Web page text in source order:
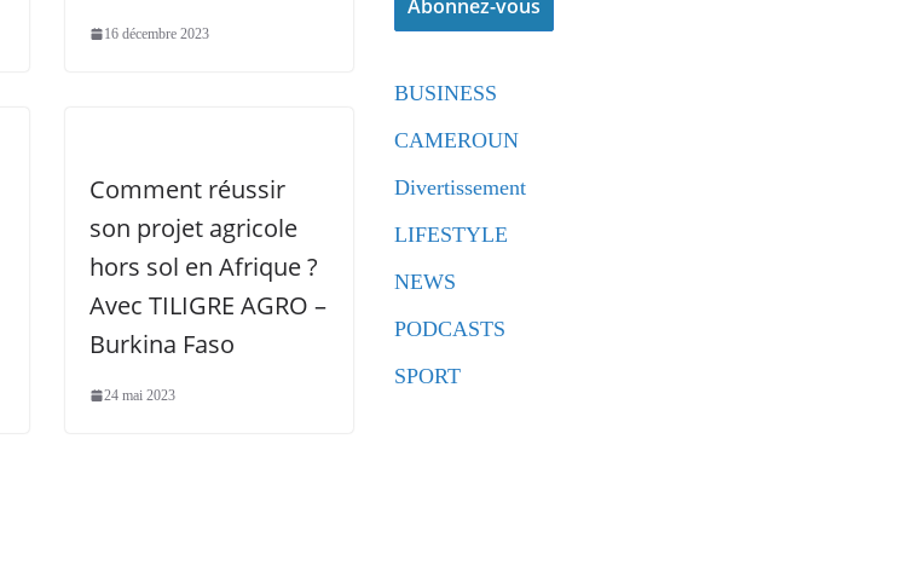
16 décembre 2023
Comment réussir
son projet agricole
hors sol en Afrique ?
Avec TILIGRE AGRO –
Burkina Faso
24 mai 2023
BUSINESS
CAMEROUN
Divertissement
LIFESTYLE
NEWS
PODCASTS
SPORT